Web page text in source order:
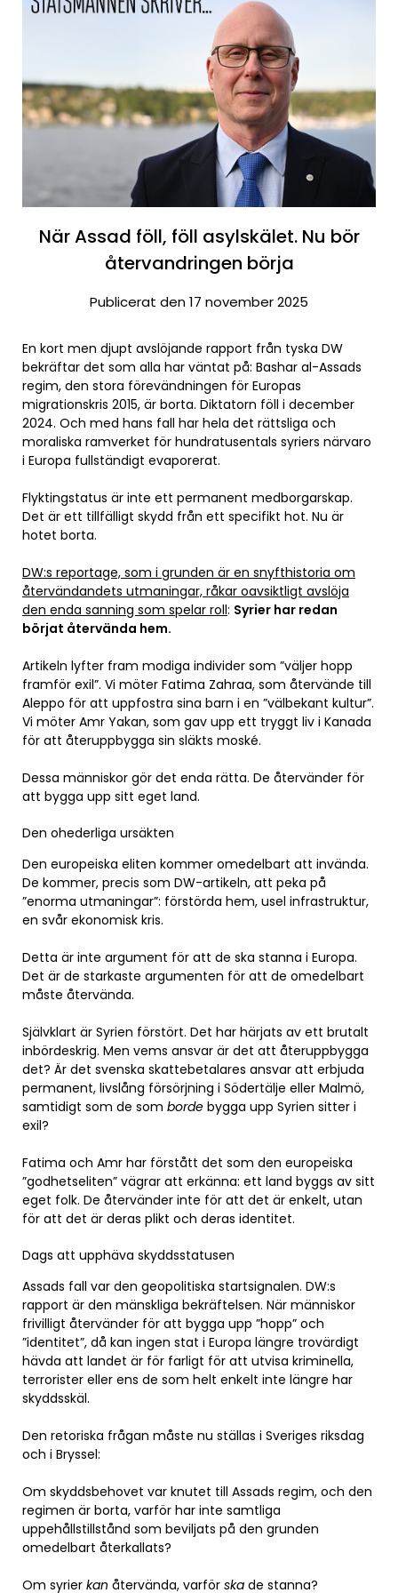
När Assad föll, föll asylskälet. Nu bör
återvandringen börja
Publicerat den 17 november 2025
En kort men djupt avslöjande rapport från tyska DW
bekräftar det som alla har väntat på: Bashar al-Assads
regim, den stora förevändningen för Europas
migrationskris 2015, är borta. Diktatorn föll i december
2024. Och med hans fall har hela det rättsliga och
moraliska ramverket för hundratusentals syriers närvaro
i Europa fullständigt evaporerat.
Flyktingstatus är inte ett permanent medborgarskap.
Det är ett tillfälligt skydd från ett specifikt hot. Nu är
hotet borta.
DW:s reportage, som i grunden är en snyfthistoria om
återvändandets utmaningar, råkar oavsiktligt avslöja
den enda sanning som spelar roll: Syrier har redan
börjat återvända hem.
Artikeln lyfter fram modiga individer som ”väljer hopp
framför exil”. Vi möter Fatima Zahraa, som återvände till
Aleppo för att uppfostra sina barn i en ”välbekant kultur”.
Vi möter Amr Yakan, som gav upp ett tryggt liv i Kanada
för att återuppbygga sin släkts moské.
Dessa människor gör det enda rätta. De återvänder för
att bygga upp sitt eget land.
Den ohederliga ursäkten
Den europeiska eliten kommer omedelbart att invända.
De kommer, precis som DW-artikeln, att peka på
”enorma utmaningar”: förstörda hem, usel infrastruktur,
en svår ekonomisk kris.
Detta är inte argument för att de ska stanna i Europa.
Det är de starkaste argumenten för att de omedelbart
måste återvända.
Självklart är Syrien förstört. Det har härjats av ett brutalt
inbördeskrig. Men vems ansvar är det att återuppbygga
det? Är det svenska skattebetalares ansvar att erbjuda
permanent, livslång försörjning i Södertälje eller Malmö,
samtidigt som de som borde bygga upp Syrien sitter i
exil?
Fatima och Amr har förstått det som den europeiska
”godhetseliten” vägrar att erkänna: ett land byggs av sitt
eget folk. De återvänder inte för att det är enkelt, utan
för att det är deras plikt och deras identitet.
Dags att upphäva skyddsstatusen
Assads fall var den geopolitiska startsignalen. DW:s
rapport är den mänskliga bekräftelsen. När människor
frivilligt återvänder för att bygga upp ”hopp” och
”identitet”, då kan ingen stat i Europa längre trovärdigt
hävda att landet är för farligt för att utvisa kriminella,
terrorister eller ens de som helt enkelt inte längre har
skyddsskäl.
Den retoriska frågan måste nu ställas i Sveriges riksdag
och i Bryssel:
Om skyddsbehovet var knutet till Assads regim, och den
regimen är borta, varför har inte samtliga
uppehållstillstånd som beviljats på den grunden
omedelbart återkallats?
Om syrier kan återvända, varför ska de stanna?